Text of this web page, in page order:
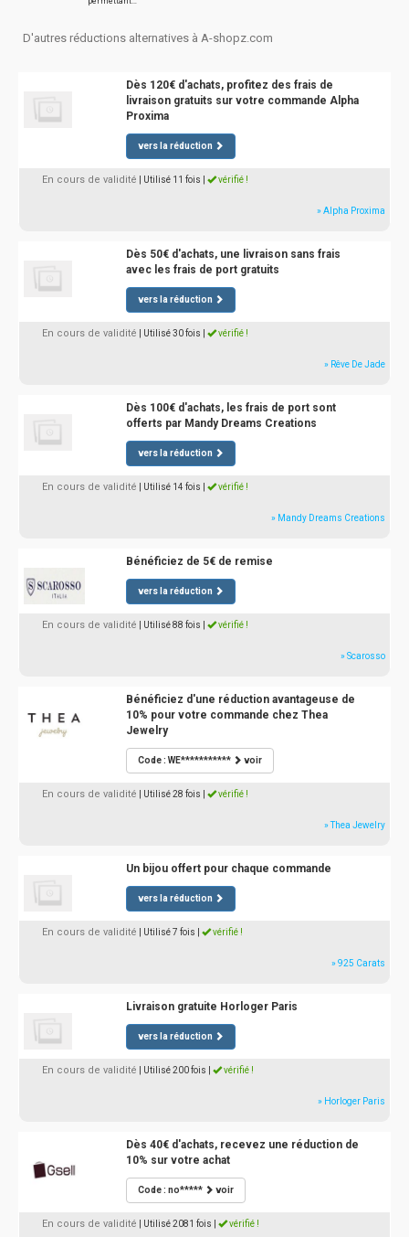
D'autres réductions alternatives à A-shopz.com
Dès 120€ d'achats, profitez des frais de
livraison gratuits sur votre commande Alpha
Proxima
vers la réduction
En cours de validité | Utilisé 11 fois vérifié !
» Alpha Proxima
Dès 50€ d'achats, une livraison sans frais
avec les frais de port gratuits
vers la réduction
En cours de validité | Utilisé 30 fois vérifié !
» Rêve De Jade
Dès 100€ d'achats, les frais de port sont
offerts par Mandy Dreams Creations
vers la réduction
En cours de validité | Utilisé 14 fois vérifié !
» Mandy Dreams Creations
Bénéficiez de 5€ de remise
vers la réduction
En cours de validité | Utilisé 88 fois vérifié !
» Scarosso
Bénéficiez d'une réduction avantageuse de
10% pour votre commande chez Thea
Jewelry
Code : WE*********** voir
En cours de validité | Utilisé 28 fois vérifié !
» Thea Jewelry
Un bijou offert pour chaque commande
vers la réduction
En cours de validité | Utilisé 7 fois vérifié !
» 925 Carats
Livraison gratuite Horloger Paris
vers la réduction
En cours de validité | Utilisé 200 fois vérifié !
» Horloger Paris
Dès 40€ d'achats, recevez une réduction de
10% sur votre achat
Code : no***** voir
En cours de validité | Utilisé 2081 fois vérifié !